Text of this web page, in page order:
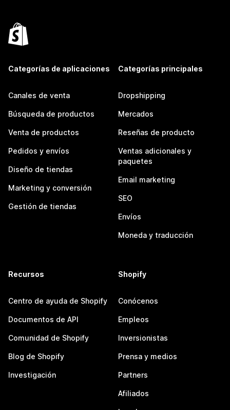
Categorías de aplicaciones
Canales de venta
Búsqueda de productos
Venta de productos
Pedidos y envíos
Diseño de tiendas
Marketing y conversión
Gestión de tiendas
Categorías principales
Dropshipping
Mercados
Reseñas de producto
Ventas adicionales y
paquetes
Email marketing
SEO
Envíos
Moneda y traducción
Recursos
Centro de ayuda de Shopify
Documentos de API
Comunidad de Shopify
Blog de Shopify
Investigación
Shopify
Conócenos
Empleos
Inversionistas
Prensa y medios
Partners
Afiliados